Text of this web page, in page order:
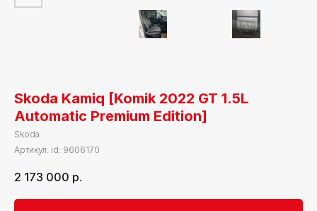
Skoda Kamiq [Komik 2022 GT 1.5L
Automatic Premium Edition]
Skoda
Артикул: id: 9606170
2 173 000 р.